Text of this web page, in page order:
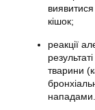
кішок;
реакції
тварини
нападами.